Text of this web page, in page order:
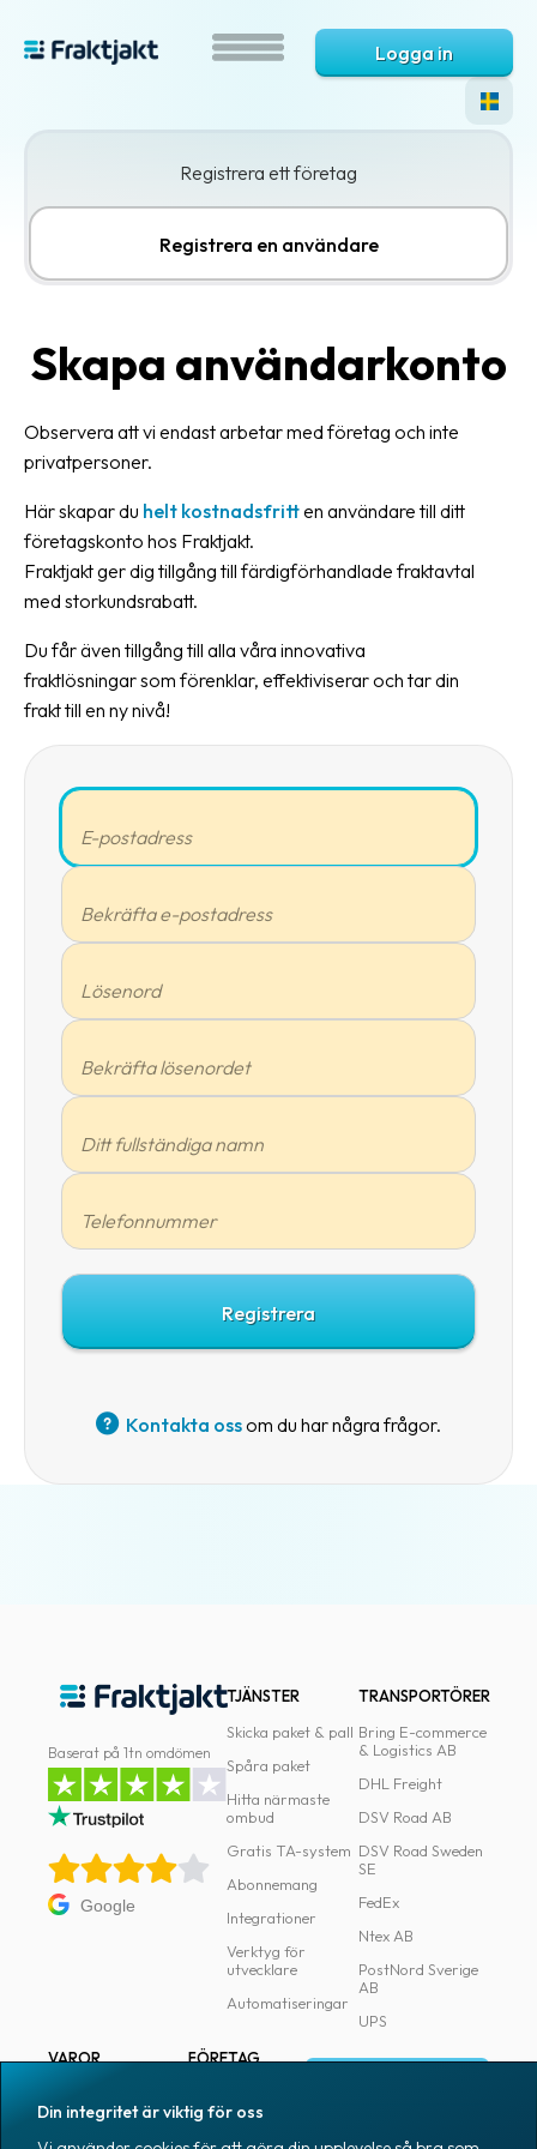
Logga in
Registrera ett företag
Registrera en användare
Skapa användarkonto
Observera att vi endast arbetar med företag och inte
privatpersoner.
Här skapar du helt kostnadsfritten användare till ditt
företagskonto hos Fraktjakt.
Fraktjakt ger dig tillgång till färdigförhandlade fraktavtal
med storkundsrabatt.
Du får även tillgång till alla våra innovativa
fraktlösningar som förenklar, effektiviserar och tar din
frakt till en ny nivå!
Kontakta ossom du har några frågor.
Baserat på 1tn omdömen
Google
TJÄNSTER
Skicka paket & pall
Spåra paket
Hitta närmaste
ombud
Gratis TA-system
Abonnemang
Integrationer
Verktyg för
utvecklare
Automatiseringar
TRANSPORTÖRER
Bring E-commerce
& Logistics AB
DHL Freight
DSV Road AB
DSV Road Sweden
SE
FedEx
Ntex AB
PostNord Sverige
AB
UPS
VAROR
Märkning
FÖRETAG
Pressrum
Din integritet är viktig för oss